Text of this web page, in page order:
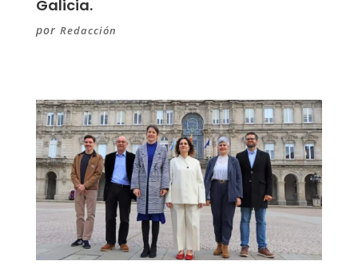
Galicia.
por Redacción